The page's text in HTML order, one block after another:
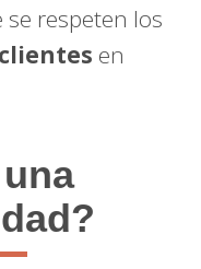
respeten los
en